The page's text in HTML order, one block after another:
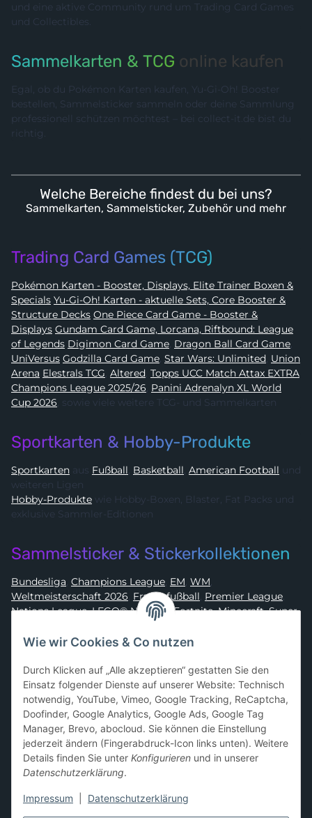
und eine aktive Community rund um Trading Card Games
und Collectibles.
Sammelkarten & TCG online kaufen
Egal, ob du Pokémon Karten kaufen, Yu-Gi-Oh! Booster
bestellen, Sammelsticker sammeln oder deine Sammlung
professionell schützen möchtest – bei collect-it.de bist du
richtig.
Welche Bereiche findest du bei uns?
Sammelkarten, Sammelsticker, Zubehör und mehr
Trading Card Games (TCG)
Pokémon Karten - Booster, Displays, Elite Trainer Boxen &
Specials Yu-Gi-Oh! Karten - aktuelle Sets, Core Booster &
Structure Decks One Piece Card Game - Booster &
Displays Gundam Card Game, Lorcana, Riftbound: League
of Legends
Digimon Card Game, Dragon Ball Card Game,
UniVersus
Godzilla Card Game, Star Wars: Unlimited, Union
Arena
Elestrals TCG, Altered, Topps UCC Match Attax EXTRA
Champions League 2025/26, Panini Adrenalyn XL World
Cup 2026, sowie viele weitere TCG- und Sammelkarten
Sportkarten & Hobby-Produkte
Sportkarten aus Fußball, Basketball, American Football und
weiteren Ligen
Hobby-Produkte
exklusive Sammler-Editionen
Sammelsticker & Stickerkollektionen
Bundesliga, Champions League, EM, WM,
Weltmeisterschaft 2026, Frauenfußball, Premier League,
Nations League, LEGO® Ninjago Fortnite,Minecraft,Super
Asterix
Sammelkarten-Zubehör &
Schutzprodukte
Card Sleeves, Penny Sleeves, Premium Sleeves,Toploader
Magnetic Holder, Sammelalben / Binder / Pocket Pages
Deckboxen ,Playmats undAufbewahrungslösungen
Wie wir Cookies & Co nutzen
Durch Klicken auf „Alle akzeptieren“ gestatten Sie den
Einsatz folgender Dienste auf unserer Website: Technisch
notwendig, YouTube, Vimeo, Google Tracking, ReCaptcha,
Doofinder, Google Analytics, Google Ads, Google Tag
Manager, Brevo, abocloud. Sie können die Einstellung
jederzeit ändern (Fingerabdruck-Icon links unten). Weitere
Details finden Sie unter Konfigurieren und in unserer
Datenschutzerklärung.
Impressum Datenschutzerklärung